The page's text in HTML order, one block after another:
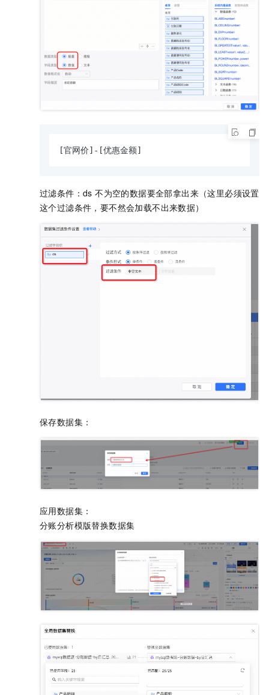
[官网价]-[优惠金额]
过滤条件：ds 不为空的数据要全部拿出来（这里必须设置
这个过滤条件，要不然会加载不出来数据）
保存数据集：
应用数据集：
分账分析模版替换数据集